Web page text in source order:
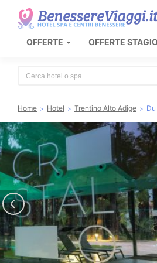
OFFERTE OFFERTE
Home Hotel Trentino Alto Adige